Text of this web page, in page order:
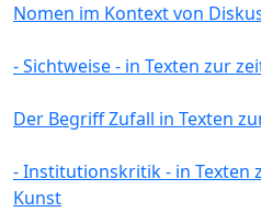
Nomen im Kontext von
- Sichtweise - in Texten zur
Der Begriff Zufall in Texten
- Institutionskritik - in Texten
Kunst